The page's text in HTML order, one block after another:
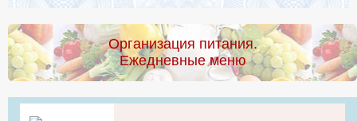
Организация питания.
Ежедневные меню